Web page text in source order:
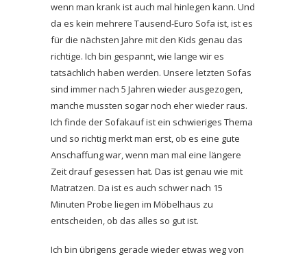
wenn man krank ist auch mal hinlegen kann. Und
da es kein mehrere Tausend-Euro Sofa ist, ist es
für die nächsten Jahre mit den Kids genau das
richtige. Ich bin gespannt, wie lange wir es
tatsächlich haben werden. Unsere letzten Sofas
sind immer nach 5 Jahren wieder ausgezogen,
manche mussten sogar noch eher wieder raus.
Ich finde der Sofakauf ist ein schwieriges Thema
und so richtig merkt man erst, ob es eine gute
Anschaffung war, wenn man mal eine längere
Zeit drauf gesessen hat. Das ist genau wie mit
Matratzen. Da ist es auch schwer nach 15
Minuten Probe liegen im Möbelhaus zu
entscheiden, ob das alles so gut ist.
Ich bin übrigens gerade wieder etwas weg von